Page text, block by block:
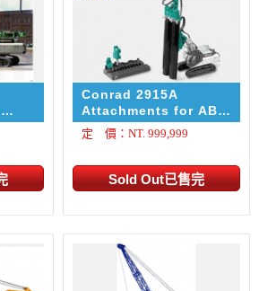
Conrad 2915A
Attachments for ABI
SR35T 專用配件
定 價：NT. 999,999